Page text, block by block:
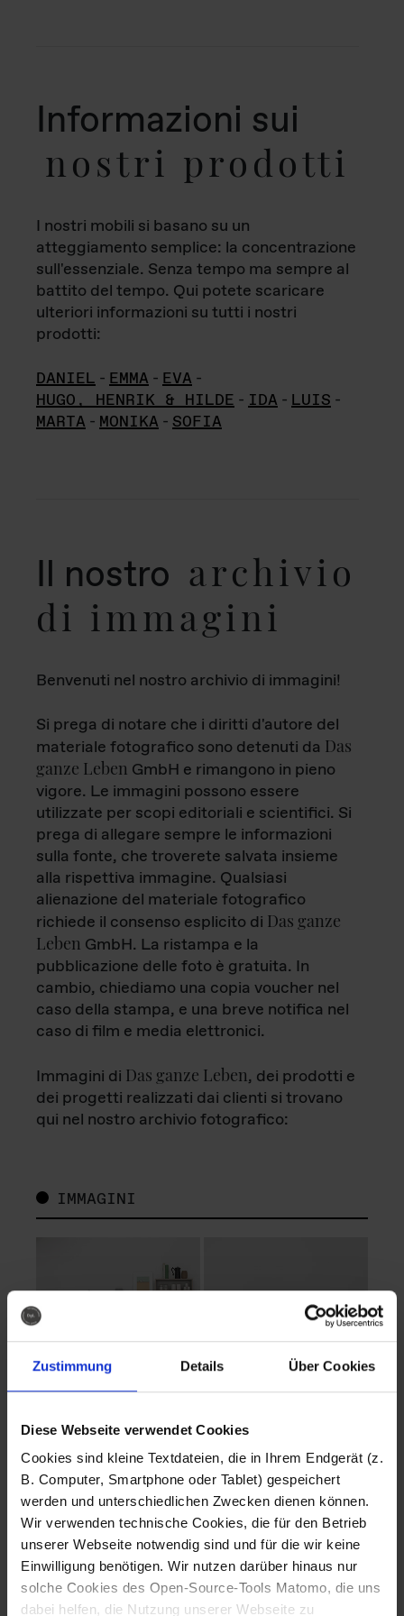
Zustimmung Details Über Cookies
Diese Webseite verwendet Cookies
Cookies sind kleine Textdateien, die in Ihrem Endgerät (z.
B. Computer, Smartphone oder Tablet) gespeichert
werden und unterschiedlichen Zwecken dienen können.
Wir verwenden technische Cookies, die für den Betrieb
unserer Webseite notwendig sind und für die wir keine
Einwilligung benötigen. Wir nutzen darüber hinaus nur
solche Cookies des Open-Source-Tools Matomo, die uns
dabei helfen, die Nutzung unserer Webseite zu
Informazioni sui
nostri prodotti
I nostri mobili si basano su un
atteggiamento semplice: la concentrazione
sull'essenziale. Senza tempo ma sempre al
battito del tempo. Qui potete scaricare
ulteriori informazioni su tutti i nostri
prodotti:
DANIEL - EMMA - EVA -
HUGO, HENRIK & HILDE - IDA - LUIS -
MARTA - MONIKA - SOFIA
Il nostro archivio
di immagini
Benvenuti nel nostro archivio di immagini!
Si prega di notare che i diritti d'autore del
materiale fotografico sono detenuti da Das
ganze Leben GmbH e rimangono in pieno
vigore. Le immagini possono essere
utilizzate per scopi editoriali e scientifici. Si
prega di allegare sempre le informazioni
sulla fonte, che troverete salvata insieme
alla rispettiva immagine. Qualsiasi
alienazione del materiale fotografico
richiede il consenso esplicito di Das ganze
Leben GmbH. La ristampa e la
pubblicazione delle foto è gratuita. In
cambio, chiediamo una copia voucher nel
caso della stampa, e una breve notifica nel
caso di film e media elettronici.
Immagini di Das ganze Leben, dei prodotti e
dei progetti realizzati dai clienti si trovano
qui nel nostro archivio fotografico:
IMMAGINI
Fotografo: Lorenz
Sternbach
Download
Fotografo: Lorenz
Sternbach
Download